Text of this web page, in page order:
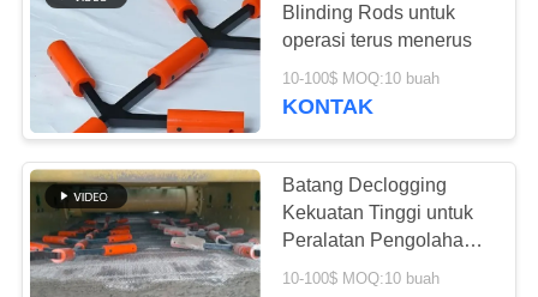
Kain Merasa
Industri
Blinding Rods untuk
operasi terus menerus
10-100$ MOQ:10 buah
KONTAK
Batang Declogging
Kekuatan Tinggi untuk
Peralatan Pengolahan
Bijih
10-100$ MOQ:10 buah